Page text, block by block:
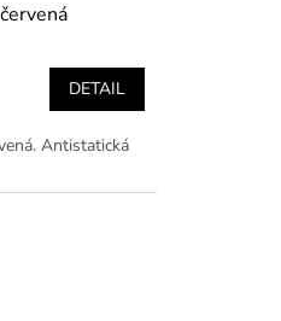
DETAIL
Antistatická